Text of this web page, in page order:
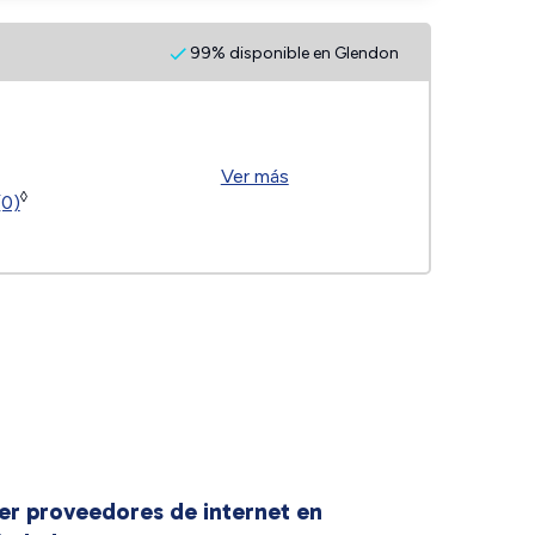
99% disponible en Glendon
◊
Ver más
proveedores de internet en